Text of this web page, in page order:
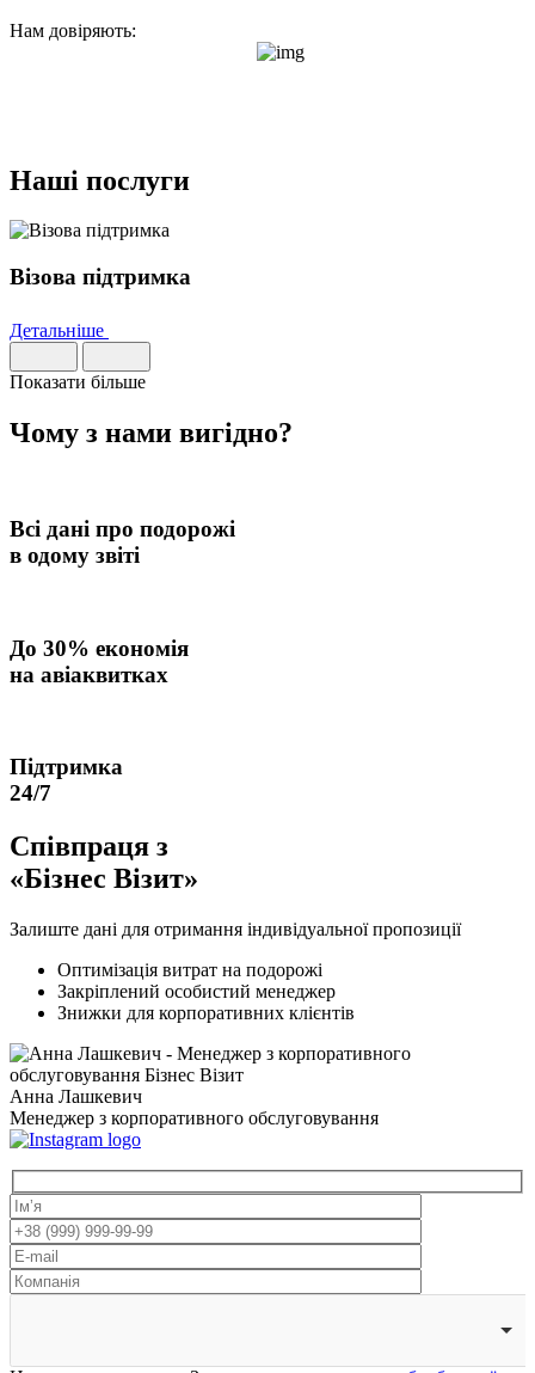
Нам довіряють:
Наші послуги
Візова підтримка
Детальніше
Показати більше
Чому з нами вигідно?
Всі дані про подорожі
в одому звіті
До 30% економія
на авіаквитках
Підтримка
24/7
Співпраця з
«Бізнес Візит»
Залиште дані для отримання індивідуальної пропозиції
Оптимізація витрат на подорожі
Закріплений особистий менеджер
Знижки для корпоративних клієнтів
Анна Лашкевич
Менеджер з корпоративного обслуговування